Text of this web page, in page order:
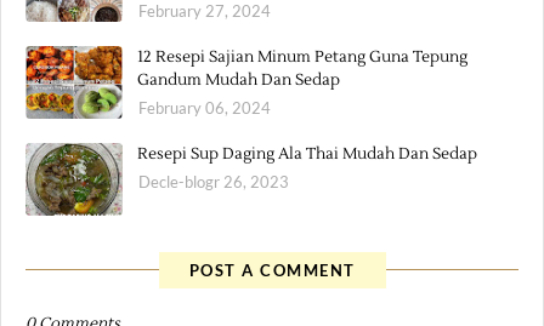
February 27, 2024
12 Resepi Sajian Minum Petang Guna Tepung
Gandum Mudah Dan Sedap
February 06, 2024
Resepi Sup Daging Ala Thai Mudah Dan Sedap
Decle-blogr 26, 2023
POST A COMMENT